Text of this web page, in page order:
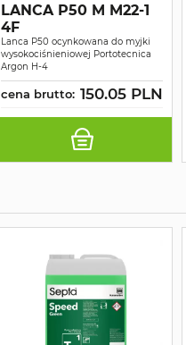
LANCA P50 M M22-1
4F
Lanca P50 ocynkowana do myjki
wysokociśnieniowej Portotecnica
Argon H-4
cena brutto: 150.05 PLN